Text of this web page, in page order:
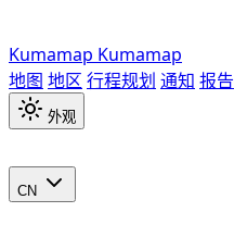
Kumamap Kumamap
地图 地区 行程规划 通知 报告
外观
CN